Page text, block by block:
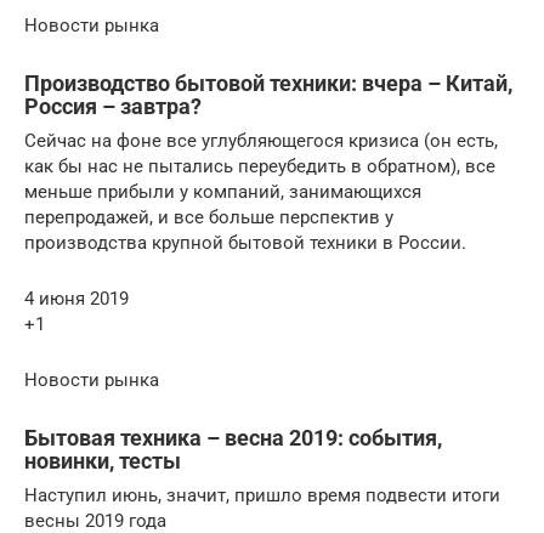
Новости рынка
Производство бытовой техники: вчера – Китай,
Россия – завтра?
Сейчас на фоне все углубляющегося кризиса (он есть,
как бы нас не пытались переубедить в обратном), все
меньше прибыли у компаний, занимающихся
перепродажей, и все больше перспектив у
производства крупной бытовой техники в России.
4 июня 2019
+1
Новости рынка
Бытовая техника – весна 2019: события,
новинки, тесты
Наступил июнь, значит, пришло время подвести итоги
весны 2019 года